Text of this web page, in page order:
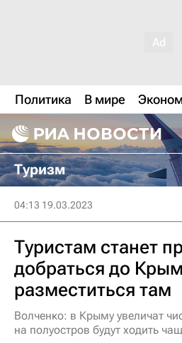
Политика В мире
Туризм
04:13 19.03.2023
Туристам станет
добраться до
разместиться там
Волченко: в Крыму увеличат
на полуостров будут ходить